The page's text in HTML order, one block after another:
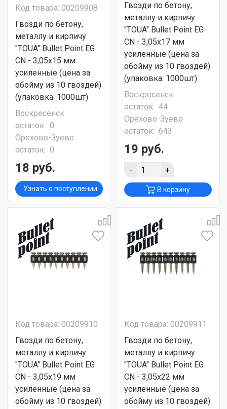
Код товара: 00209908
Гвозди по бетону,
металлу и кирпичу
"TOUA" Bullet Point EG
CN - 3,05х15 мм
усиленные (цена за
обойму из 10 гвоздей)
(упаковка: 1000шт)
Воскресенск
остаток: 0
Орехово-Зуево
остаток: 0
18 руб.
Узнать о поступлении
Гвозди по бетону,
металлу и кирпичу
"TOUA" Bullet Point EG
CN - 3,05х17 мм
усиленные (цена за
обойму из 10 гвоздей)
(упаковка: 1000шт)
Воскресенск
остаток: 44
Орехово-Зуево
остаток: 643
19 руб.
- +
В корзину
Код товара: 00209910
Гвозди по бетону,
металлу и кирпичу
"TOUA" Bullet Point EG
CN - 3,05х19 мм
усиленные (цена за
обойму из 10 гвоздей)
Код товара: 00209911
Гвозди по бетону,
металлу и кирпичу
"TOUA" Bullet Point EG
CN - 3,05х22 мм
усиленные (цена за
обойму из 10 гвоздей)